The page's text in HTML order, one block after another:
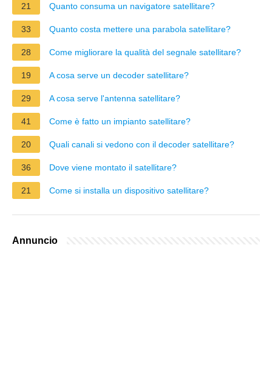
21 Quanto consuma un navigatore satellitare?
33 Quanto costa mettere una parabola satellitare?
28 Come migliorare la qualità del segnale satellitare?
19 A cosa serve un decoder satellitare?
29 A cosa serve l'antenna satellitare?
41 Come è fatto un impianto satellitare?
20 Quali canali si vedono con il decoder satellitare?
36 Dove viene montato il satellitare?
21 Come si installa un dispositivo satellitare?
Annuncio